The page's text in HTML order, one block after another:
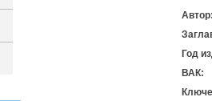
Год
ВАК: